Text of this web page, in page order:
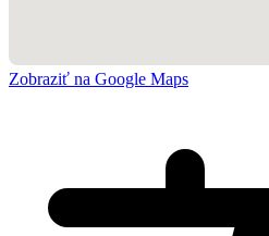
Zobraziť na Google Maps